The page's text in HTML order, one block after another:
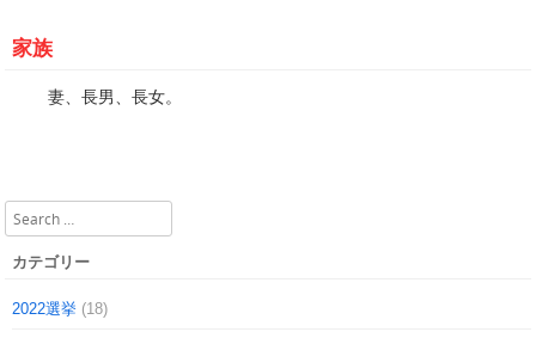
家族
妻、長男、長女。
Search
カテゴリー
2022選挙 (18)